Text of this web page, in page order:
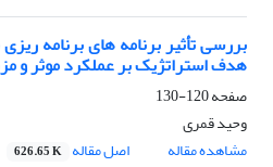
بررسی تأثیر برنامه های برنامه
هدف استراتژیک بر عملکرد موثر و
صفحه120-130
وحید قمری
مشاهده مقاله
اصل مقاله 626.65 K